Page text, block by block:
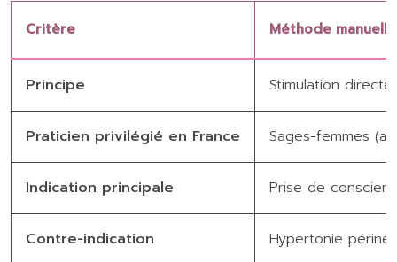
Critère Méthode
Principe Stimulation
Praticien privilégié en France Sages-femmes
Indication principale Prise de
Contre-indication Hypertonie